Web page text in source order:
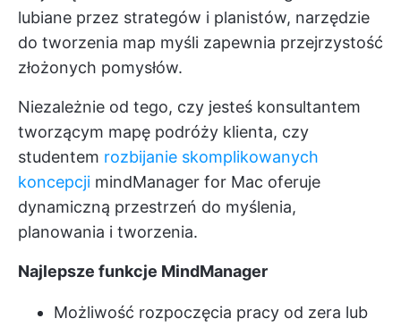
lubiane przez strategów i planistów, narzędzie
do tworzenia map myśli zapewnia przejrzystość
złożonych pomysłów.
Niezależnie od tego, czy jesteś konsultantem
tworzącym mapę podróży klienta, czy
studentem rozbijanie skomplikowanych
koncepcji mindManager for Mac oferuje
dynamiczną przestrzeń do myślenia,
planowania i tworzenia.
Najlepsze funkcje MindManager
Możliwość rozpoczęcia pracy od zera lub